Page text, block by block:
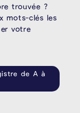
trouvée ?
mots-clés les
votre
de A à